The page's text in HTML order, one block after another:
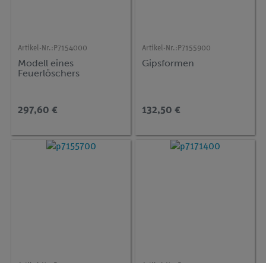
Artikel-Nr.: P7154000
Modell eines
Feuerlöschers
297,60 €
Artikel-Nr.: P7155900
Gipsformen
132,50 €